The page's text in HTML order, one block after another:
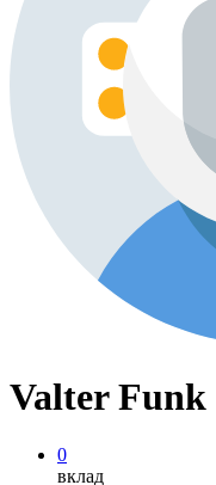
Valter Funk
0
вклад